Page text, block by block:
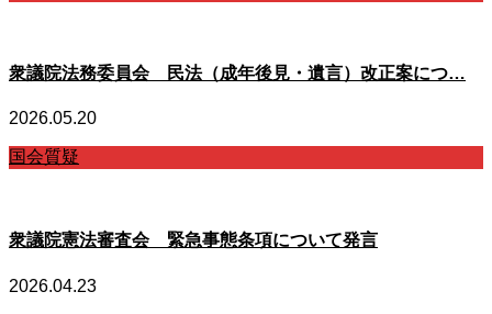
衆議院法務委員会 民法（成年後見・遺言）改正案につ…
2026.05.20
国会質疑
衆議院憲法審査会 緊急事態条項について発言
2026.04.23